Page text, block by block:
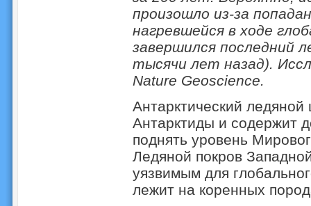
произошло из-за
нагревшейся в ходе
завершился последний
тысячи лет назад).
Nature Geoscience.
Антарктический
Антарктиды и содержит
поднять уровень
Ледяной покров
уязвимым для
лежит на коренных